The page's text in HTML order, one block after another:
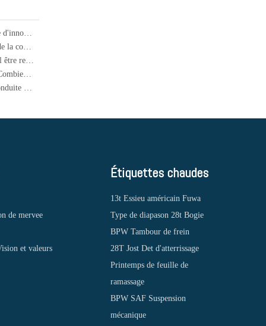
Comment semi-camions a changé de fret pour toujours: un siècle d'innovation
Les airbags s'ouvriront-ils normalement en cas de collision lors de la conduite sans porter de ceintures de sécurité?
Comment savez-vous si l'amortisseur de voiture est cassé? Doit-il être remplacé par paires?
Pouvez-vous utiliser des serrures pour enfants sur des voitures? Combien en connaissez-vous sur les fonctions cachées sur les voitures?
Combien de temps une voiture peut-elle être stationnée et non conduite au maximum?
de mervee
et valeurs
Étiquettes chaudes
13t Essieu américain Fuwa
Type de diapason 28t Bogie
BPW Tambour de frein
28T Jost Det d'atterrissage
Printemps de feuille de
ramassage
BPW SAF Suspension
mécanique